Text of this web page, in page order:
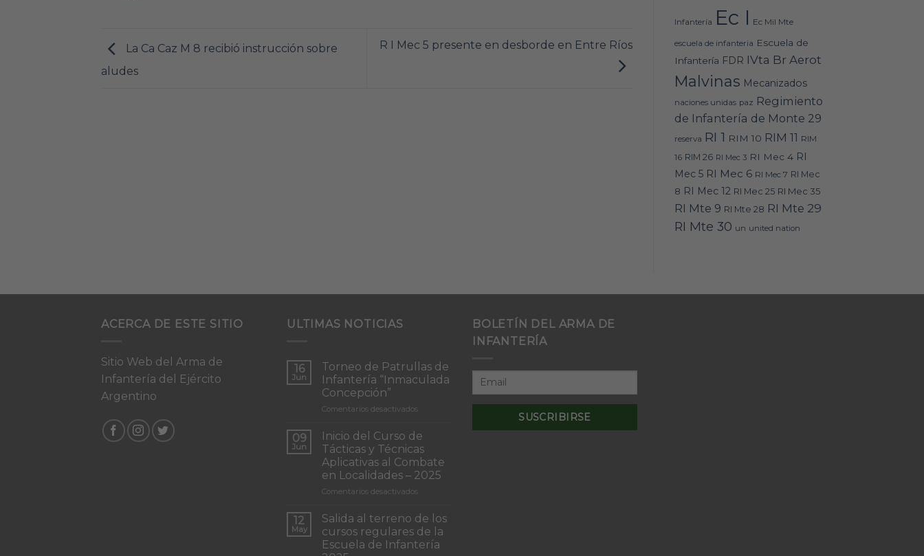
La Ca Caz M 8 recibió instrucción sobre
aludes
R I Mec 5 presente en desborde en Entre Ríos
Infantería Ec I Ec Mil Mte
escuela de infanteria Escuela de
Infantería FDR IVta Br Aerot
Malvinas Mecanizados
naciones unidas paz Regimiento
de Infantería de Monte 29
reserva RI 1 RIM 10 RIM 11 RIM
16 RIM 26 RI Mec 3 RI Mec 4 RI
Mec 5 RI Mec 6 RI Mec 7 RI Mec
8 RI Mec 12 RI Mec 25 RI Mec 35
RI Mte 9 RI Mte 28 RI Mte 29
RI Mte 30 un united nation
ACERCA DE ESTE SITIO
Sitio Web del Arma de
Infantería del Ejército
Argentino
ULTIMAS NOTICIAS
16
Jun
Torneo de Patrullas de
Infantería “Inmaculada
Concepción”
Comentarios desactivadosen
de
Patrullas
de
Infantería
“Inmaculada
09
Jun
Inicio del Curso de
Tácticas y Técnicas
Aplicativas al Combate
en Localidades – 2025
Comentarios desactivadosen
del
Curso
de
Tácticas
12
May
Salida al terreno de los
cursos regulares de la
Escuela de Infantería
BOLETÍN DEL ARMA DE
INFANTERÍA